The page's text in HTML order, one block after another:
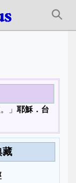
」 耶穌．台
藏